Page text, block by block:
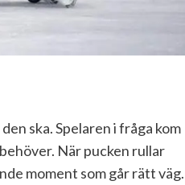
ska. Spelaren i fråga kom
När pucken rullar
moment som går rätt väg.